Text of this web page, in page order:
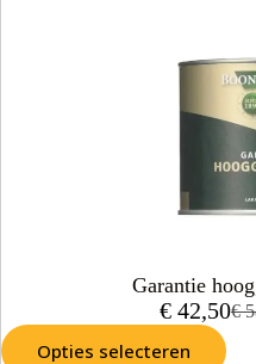
Garantie
€
€ 42,50
Opties selecteren